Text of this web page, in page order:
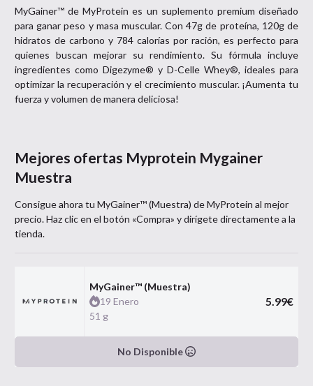
MyGainer™ de MyProtein es un suplemento premium diseñado
para ganar peso y masa muscular. Con 47g de proteína, 120g de
hidratos de carbono y 784 calorías por ración, es perfecto para
quienes buscan mejorar su rendimiento. Su fórmula incluye
ingredientes como Digezyme® y D-Celle Whey®, ideales para
optimizar la recuperación y el crecimiento muscular. ¡Aumenta tu
fuerza y volumen de manera deliciosa!
Mejores ofertas Myprotein Mygainer
Muestra
Consigue ahora tu MyGainer™ (Muestra) deMyProtein al mejor
precio. Haz clic en el botón «Compra» y dirígete directamente a la
tienda.
MyGainer™ (Muestra)
19 Enero
51 g
5.99€
No Disponible